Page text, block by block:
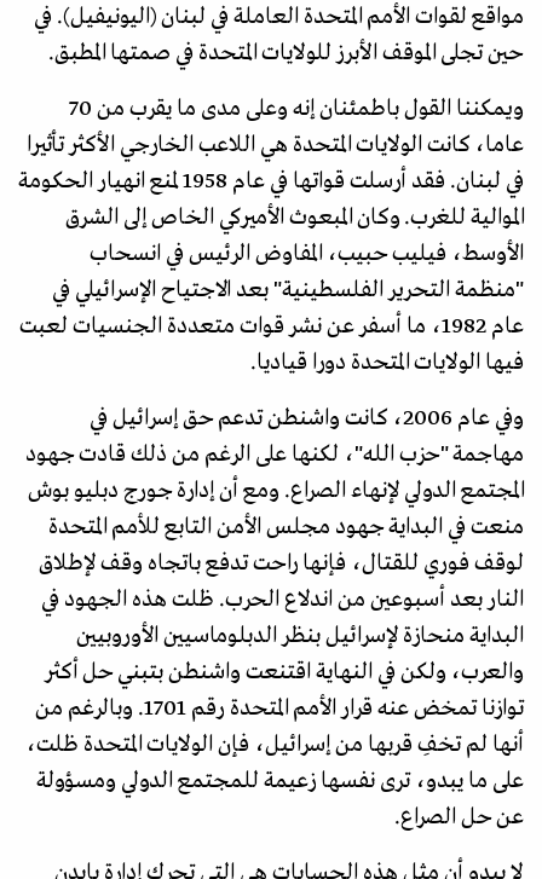
مواقع لقوات الأمم المتحدة العاملة في لبنان (اليونيفيل). في
حين تجلى الموقف الأبرز للولايات المتحدة في صمتها المطبق.
ويمكننا القول باطمئنان إنه وعلى مدى ما يقرب من 70
عاما، كانت الولايات المتحدة هي اللاعب الخارجي الأكثر تأثيرا
في لبنان. فقد أرسلت قواتها في عام 1958 لمنع انهيار الحكومة
الموالية للغرب. وكان المبعوث الأميركي الخاص إلى الشرق
الأوسط، فيليب حبيب، المفاوض الرئيس في انسحاب
"منظمة التحرير الفلسطينية" بعد الاجتياح الإسرائيلي في
عام 1982، ما أسفر عن نشر قوات متعددة الجنسيات لعبت
فيها الولايات المتحدة دورا قياديا.
وفي عام 2006، كانت واشنطن تدعم حق إسرائيل في
مهاجمة "حزب الله"، لكنها على الرغم من ذلك قادت جهود
المجتمع الدولي لإنهاء الصراع. ومع أن إدارة جورج دبليو بوش
منعت في البداية جهود مجلس الأمن التابع للأمم المتحدة
لوقف فوري للقتال، فإنها راحت تدفع باتجاه وقف لإطلاق
النار بعد أسبوعين من اندلاع الحرب. ظلت هذه الجهود في
البداية منحازة لإسرائيل بنظر الدبلوماسيين الأوروبيين
والعرب، ولكن في النهاية اقتنعت واشنطن بتبني حل أكثر
توازنا تمخض عنه قرار الأمم المتحدة رقم 1701. وبالرغم من
أنها لم تخفِ قربها من إسرائيل، فإن الولايات المتحدة ظلت،
على ما يبدو، ترى نفسها زعيمة للمجتمع الدولي ومسؤولة
عن حل الصراع.
لا يبدو أن مثل هذه الحسابات هي التي تحرك إدارة بايدن